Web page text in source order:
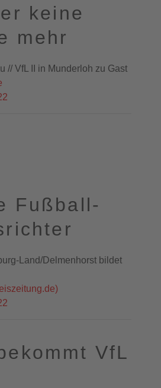
keine
mehr
// VfL II in Munderloh zu Gast
Fußball-
Land/Delmenhorst bildet
VfL